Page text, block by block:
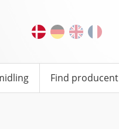
Find producent